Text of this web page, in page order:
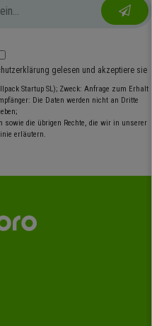
gelesen und akzeptiere sie
Startup SL); Zweck: Anfrage zum Erhalt
Die Daten werden nicht an Dritte
sowie die übrigen Rechte, die wir in unserer
erläutern.